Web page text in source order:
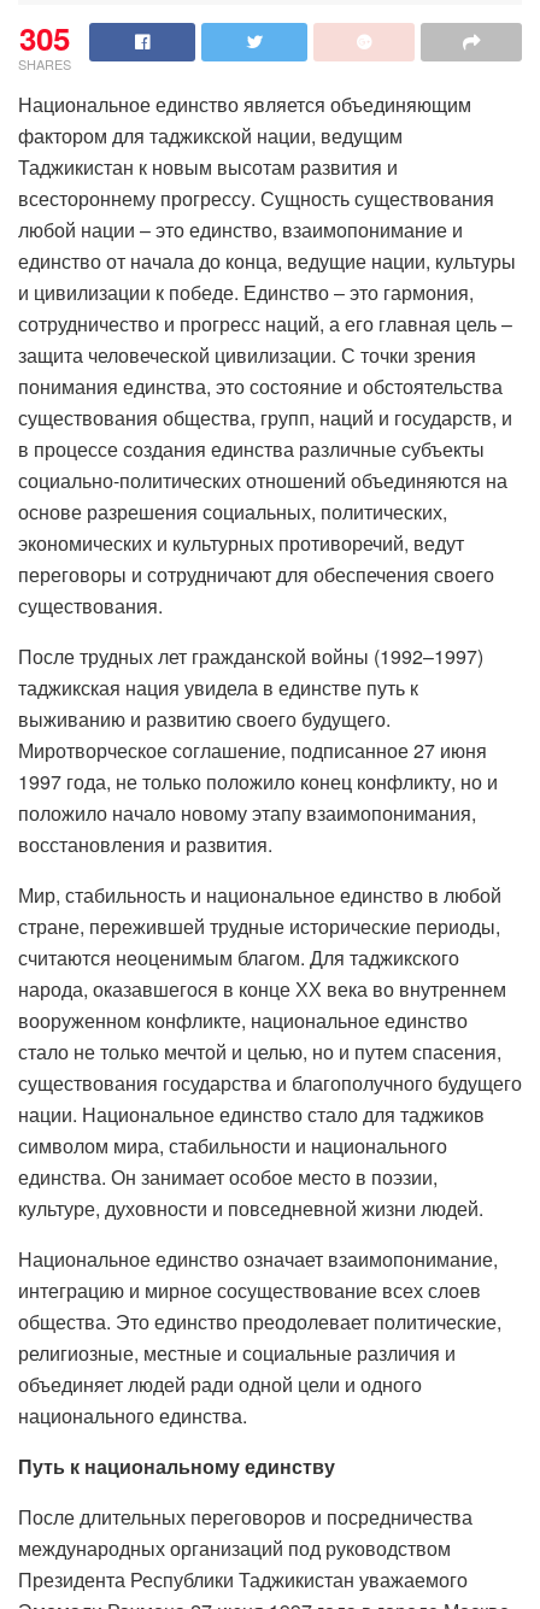
305
SHARES
Национальное единство является объединяющим
фактором для таджикской нации, ведущим
Таджикистан к новым высотам развития и
всестороннему прогрессу. Сущность существования
любой нации – это единство, взаимопонимание и
единство от начала до конца, ведущие нации, культуры
и цивилизации к победе. Единство – это гармония,
сотрудничество и прогресс наций, а его главная цель –
защита человеческой цивилизации. С точки зрения
понимания единства, это состояние и обстоятельства
существования общества, групп, наций и государств, и
в процессе создания единства различные субъекты
социально-политических отношений объединяются на
основе разрешения социальных, политических,
экономических и культурных противоречий, ведут
переговоры и сотрудничают для обеспечения своего
существования.
После трудных лет гражданской войны (1992–1997)
таджикская нация увидела в единстве путь к
выживанию и развитию своего будущего.
Миротворческое соглашение, подписанное 27 июня
1997 года, не только положило конец конфликту, но и
положило начало новому этапу взаимопонимания,
восстановления и развития.
Мир, стабильность и национальное единство в любой
стране, пережившей трудные исторические периоды,
считаются неоценимым благом. Для таджикского
народа, оказавшегося в конце ХХ века во внутреннем
вооруженном конфликте, национальное единство
стало не только мечтой и целью, но и путем спасения,
существования государства и благополучного будущего
нации. Национальное единство стало для таджиков
символом мира, стабильности и национального
единства. Он занимает особое место в поэзии,
культуре, духовности и повседневной жизни людей.
Национальное единство означает взаимопонимание,
интеграцию и мирное сосуществование всех слоев
общества. Это единство преодолевает политические,
религиозные, местные и социальные различия и
объединяет людей ради одной цели и одного
национального единства.
Путь к национальному единству
После длительных переговоров и посредничества
международных организаций под руководством
Президента Республики Таджикистан уважаемого